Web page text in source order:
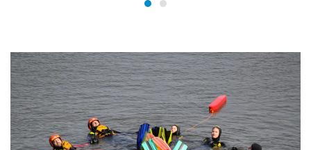
Wasserwacht Bayern